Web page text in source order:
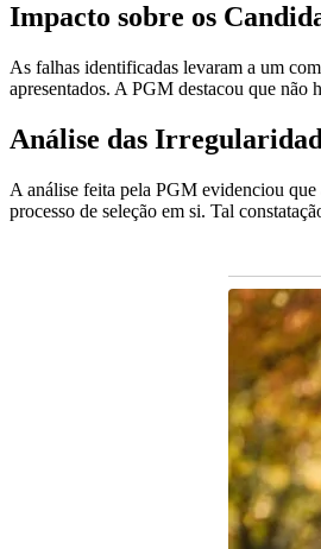
Impacto sobre os
As falhas identificadas levaram a um
apresentados. A PGM destacou que não
Análise das
A análise feita pela PGM evidenciou
processo de seleção em si. Tal